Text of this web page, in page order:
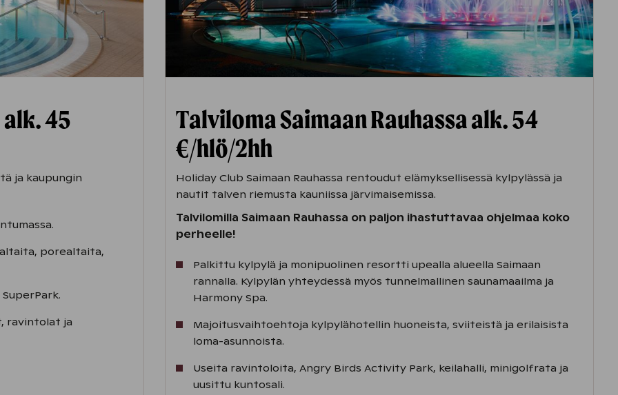
45
ja kaupungin
porealtaita,
ravintolat ja
Talviloma Saimaan Rauhassa alk. 54
€/hlö/2hh
Holiday Club Saimaan Rauhassa rentoudut elämyksellisessä kylpylässä ja
nautit talven riemusta kauniissa järvimaisemissa.
Talvilomilla Saimaan Rauhassa on paljon ihastuttavaa ohjelmaa koko
perheelle!
Palkittu kylpylä ja monipuolinen resortti upealla alueella Saimaan
rannalla. Kylpylän yhteydessä myös tunnelmallinen saunamaailma ja
Harmony Spa.
Majoitusvaihtoehtoja kylpylähotellin huoneista, sviiteistä ja erilaisista
loma-asunnoista.
Useita ravintoloita, Angry Birds Activity Park, keilahalli, minigolfrata ja
uusittu kuntosali.